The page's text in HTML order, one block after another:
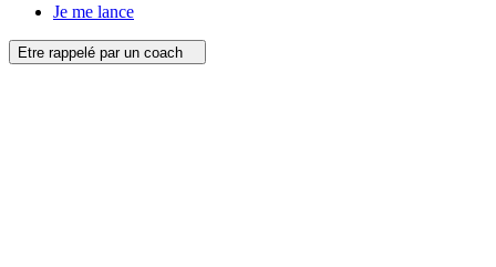
Je me lance
Etre rappelé par un coach